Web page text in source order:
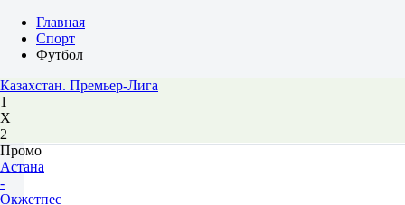
Главная
Спорт
Футбол
Казахстан. Премьер-Лига
1
Х
2
Промо
Астана
-
Окжетпес